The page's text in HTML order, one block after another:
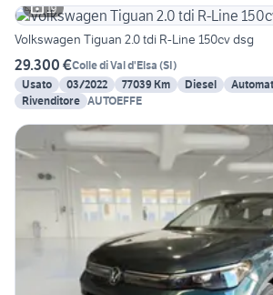
19
Volkswagen Tiguan 2.0 tdi R-Line 150cv dsg
29.300 €Colle di Val d'Elsa (SI)
Usato
03/2022 77039 Km Diesel
Rivenditore AUTOEFFE